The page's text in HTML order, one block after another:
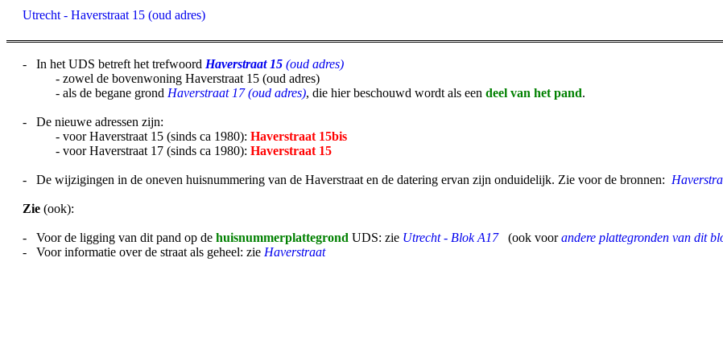
Utrecht - Haverstraat 15 (oud adres)
- In het UDS betreft het trefwoord Haverstraat 15 (oud adres)
- zowel de bovenwoning Haverstraat 15 (oud adres)
- als de begane grond Haverstraat 17 (oud adres), die hier beschouwd wordt als eendeel van het pand.
- De nieuwe adressen zijn:
- voor Haverstraat 15 (sinds ca 1980):Haverstraat 15bis
- voor Haverstraat 17 (sinds ca 1980):Haverstraat 15
- De wijzigingen in de oneven huisnummering van de Haverstraat en de datering ervan zijn onduidelijk. Zie voor de bronnen:
Zie (ook):
- Voor de ligging van dit pand op de huisnummerplattegrond UDS: zie Utrecht - Blok A17(ook voorandere plattegronden van dit
- Voor informatie over de straat als geheel: zie Haverstraat